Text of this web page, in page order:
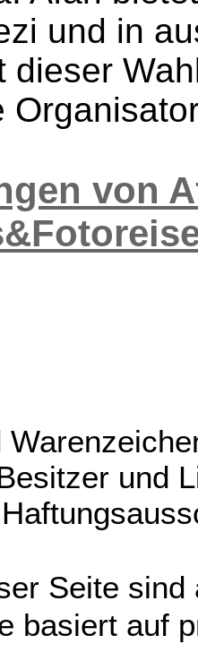
und in
dieser
von
und
Seite
basiert auf